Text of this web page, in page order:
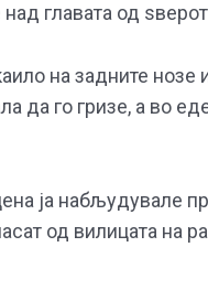
главата од
на задните нозе
да го гризе, а во
ја набљудувале
од вилицата на